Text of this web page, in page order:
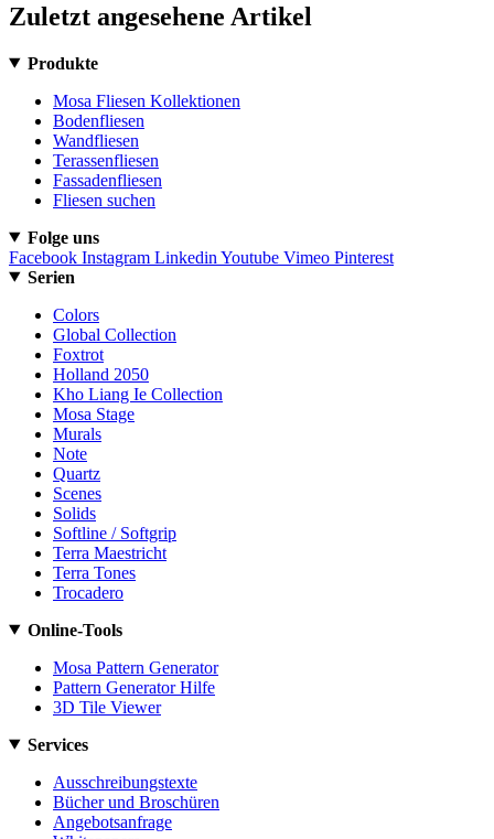
Zuletzt angesehene Artikel
Produkte
Mosa Fliesen Kollektionen
Bodenfliesen
Wandfliesen
Terassenfliesen
Fassadenfliesen
Fliesen suchen
Folge uns
Facebook Instagram Linkedin Youtube Vimeo Pinterest
Serien
Colors
Global Collection
Foxtrot
Holland 2050
Kho Liang Ie Collection
Mosa Stage
Murals
Note
Quartz
Scenes
Solids
Softline / Softgrip
Terra Maestricht
Terra Tones
Trocadero
Online-Tools
Mosa Pattern Generator
Pattern Generator Hilfe
3D Tile Viewer
Services
Ausschreibungstexte
Bücher und Broschüren
Angebotsanfrage